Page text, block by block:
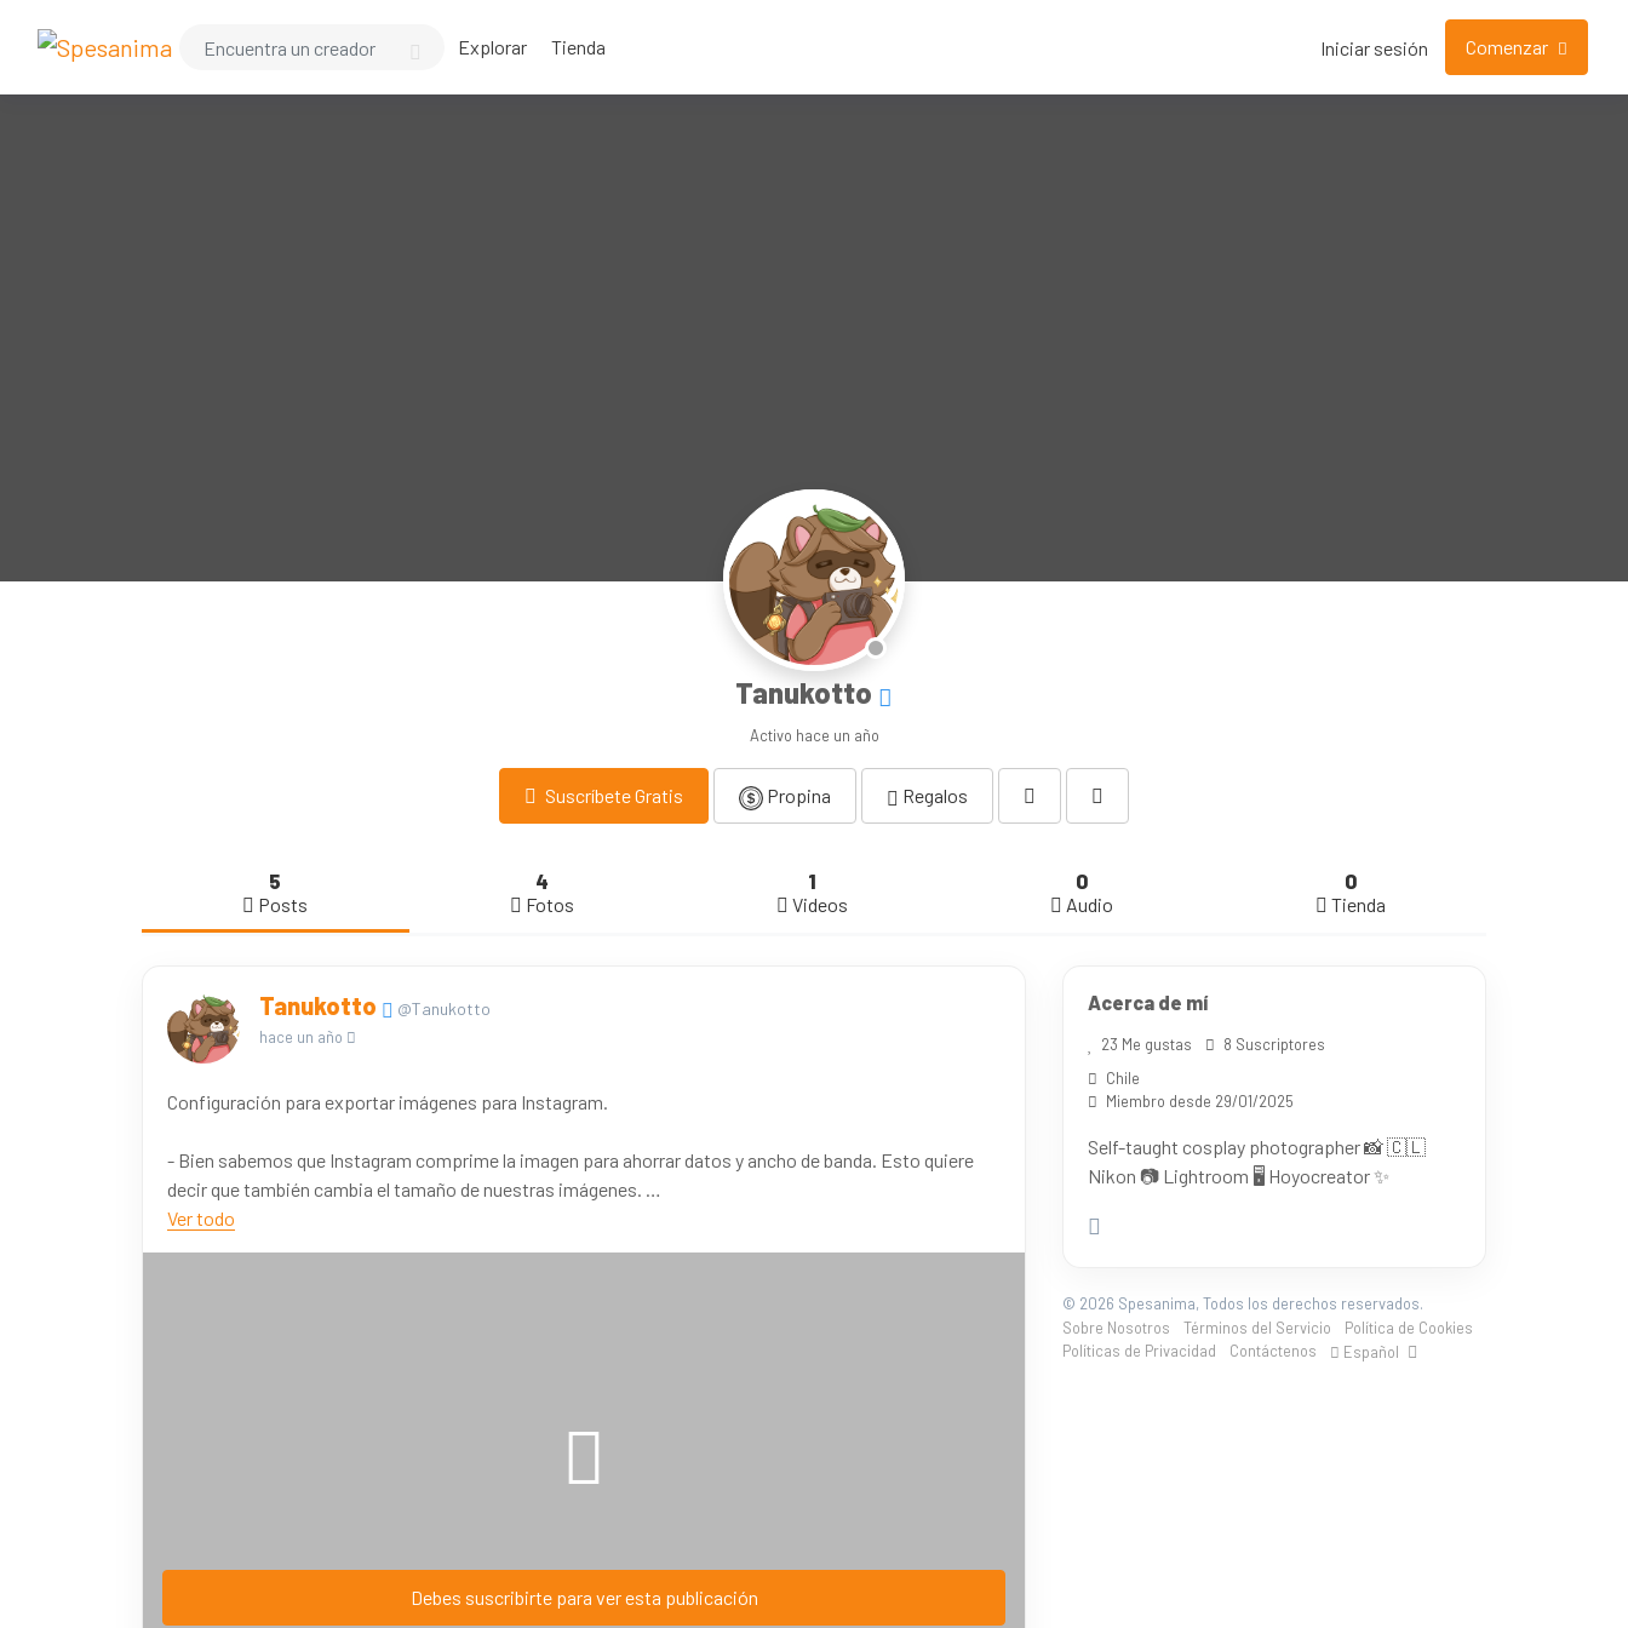
Explorar Tienda Iniciar sesión Comenzar
Tanukotto
Activo hace un año
Suscríbete Gratis Propina Regalos
5
Posts
4
Fotos
1
Videos
0
Audio
0
Tienda
Tanukotto @Tanukotto
hace un año
Configuración para exportar imágenes para Instagram.
- Bien sabemos que Instagram comprime la imagen para ahorrar datos y ancho de banda. Esto quiere
decir que también cambia el tamaño de nuestras imágenes.
Dependiendo del programa que usen, la idea es respetar el punto B y C.
Ver todo
Debes suscribirte para ver esta publicación
Acerca de mí
23 Me gustas
8 Suscriptores
Chile
Miembro desde 29/01/2025
Self-taught cosplay photographer 📸 🇨🇱
Nikon 📷 Lightroom 🖥️ Hoyocreator ✨
© 2026 Spesanima, Todos los derechos reservados.
Sobre Nosotros
Términos del Servicio
Política de Cookies
Políticas de Privacidad
Contáctenos Español